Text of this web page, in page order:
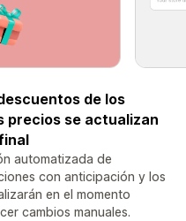
de los
precios se actualizan
automatizada de
con anticipación y los
en el momento
cambios manuales.